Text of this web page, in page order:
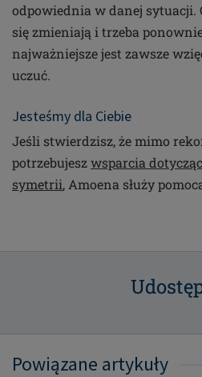
odpowiednia w danej sytuacji.
się zmieniają i trzeba
najważniejsze jest zawsze
uczuć.
Jesteśmy dla Ciebie
Jeśli stwierdzisz, że mimo
potrzebujeszwsparcia
symetrii, Amoena służy
Powiązane artykuły